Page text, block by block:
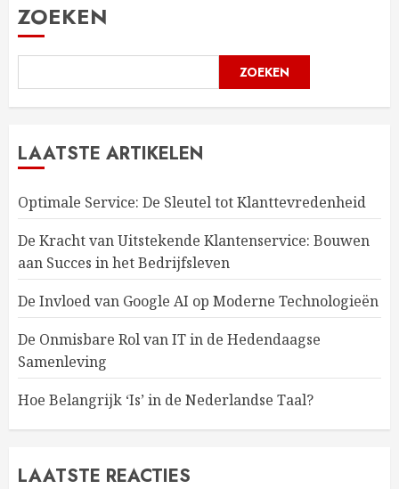
ZOEKEN
ZOEKEN
LAATSTE ARTIKELEN
Optimale Service: De Sleutel tot Klanttevredenheid
De Kracht van Uitstekende Klantenservice: Bouwen
aan Succes in het Bedrijfsleven
De Invloed van Google AI op Moderne Technologieën
De Onmisbare Rol van IT in de Hedendaagse
Samenleving
Hoe Belangrijk ‘Is’ in de Nederlandse Taal?
LAATSTE REACTIES